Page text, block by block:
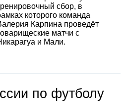
сбор, в
которого команда
Карпина проведёт
матчи с
и Мали.
по футболу